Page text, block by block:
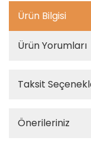
Ürün Bilgisi
Ürün Yorumları
Taksit
Önerileriniz